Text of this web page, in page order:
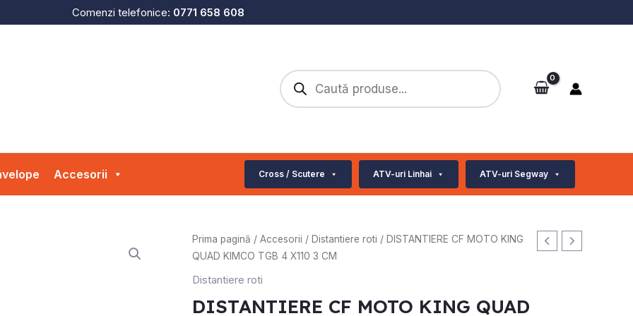
Comenzi telefonice: 0771 658 608
Products
search
Accesorii Cross / Scutere ATV-uri Linhai ATV-uri Segway
Prima pagină / Accesorii / Distantiere roti / DISTANTIERE CF MOTO KING
QUAD KIMCO TGB 4 X110 3 CM
Distantiere roti
DISTANTIERE CF MOTO KING QUAD